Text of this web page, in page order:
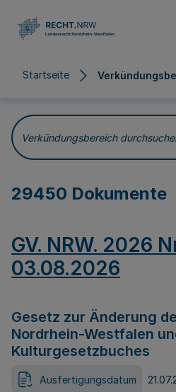
Startseite
Verkündungsbereich durchsuchen
29450 Dokumente
GV. NRW. 2026
03.08.2026
Gesetz zur Änderung
Nordrhein-Westfalen
Kulturgesetzbuches
Ausfertigungsdatum